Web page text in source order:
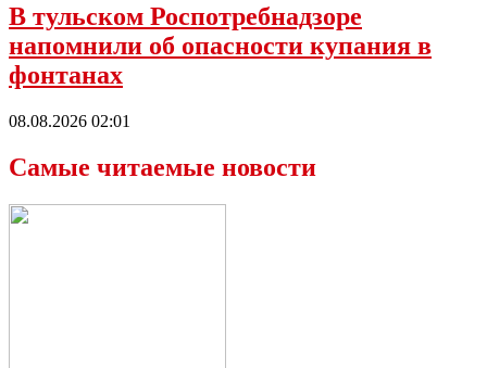
В тульском Роспотребнадзоре
напомнили об опасности купания в
фонтанах
08.08.2026 02:01
Самые читаемые новости